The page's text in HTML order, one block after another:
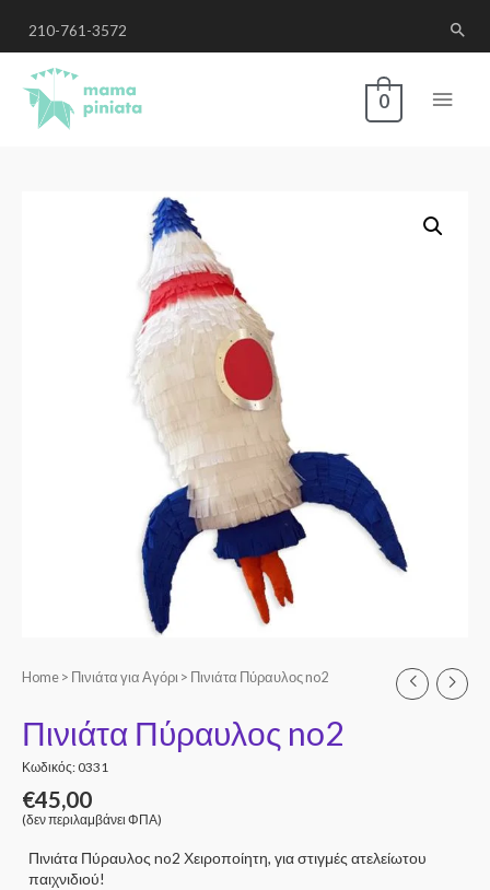
210-761-3572
0
Home > Πινιάτα για Αγόρι > Πινιάτα Πύραυλος no2
Πινιάτα Πύραυλος no2
Κωδικός: 0331
€45,00
(δεν περιλαμβάνει ΦΠΑ)
Πινιάτα Πύραυλος no2 Χειροποίητη, για στιγμές ατελείωτου
παιχνιδιού!